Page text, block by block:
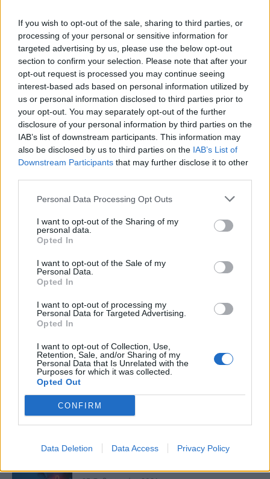
If you wish to opt-out of the sale, sharing to third parties, or
processing of your personal or sensitive information for
targeted advertising by us, please use the below opt-out
section to confirm your selection. Please note that after your
opt-out request is processed you may continue seeing
interest-based ads based on personal information utilized by
us or personal information disclosed to third parties prior to
your opt-out. You may separately opt-out of the further
disclosure of your personal information by third parties on the
IAB’s list of downstream participants. This information may
also be disclosed by us to third parties on the IAB’s List of
Downstream Participants that may further disclose it to other
Personal Data Processing Opt Outs
I want to opt-out of the Sharing of my
personal data.
Opted In
I want to opt-out of the Sale of my
Personal Data.
Opted In
I want to opt-out of processing my
Personal Data for Targeted Advertising.
Opted In
I want to opt-out of Collection, Use,
Retention, Sale, and/or Sharing of my
Personal Data that Is Unrelated with the
Purposes for which it was collected.
Opted Out
CONFIRM
Data Deletion Data Access Privacy Policy
Κίμτσι: Τα οφέλη και ο κίνδυνος από το
δημοφιλές κορεάτικο συνοδευτικό
TAGS διατροφική αξία κίνδυνοι φυτικά ροφήματα
Δείτε Ακόμη
Μεταπροπονητική πείνα: Ο λόγος που
θέλεις να καταβροχθίσεις τα πάντα